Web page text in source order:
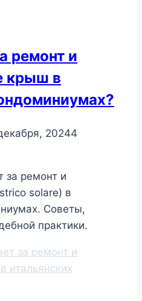
ремонт и
крыш в
20244
за ремонт и
solare) в
Советы,
практики.
за ремонт и
итальянских